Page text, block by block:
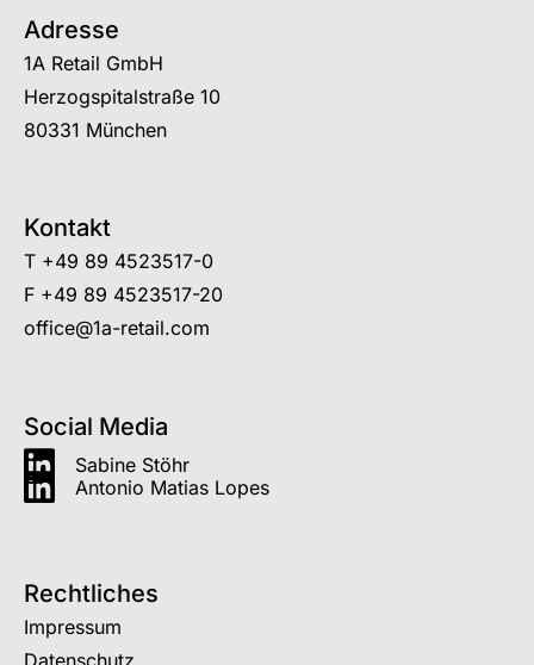
Adresse
1A Retail GmbH
Herzogspitalstraße 10
80331 München
Kontakt
T +49 89 4523517-0
F +49 89 4523517-20
office@1a-retail.com
Social Media
Sabine Stöhr
Antonio Matias Lopes
Rechtliches
Impressum
Datenschutz